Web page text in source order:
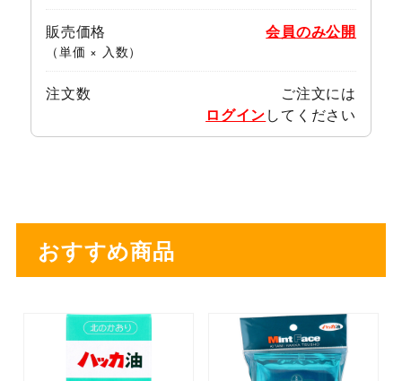
販売価格
（単価 × 入数）
会員のみ公開
注文数
ご注文には
ログインしてください
おすすめ商品